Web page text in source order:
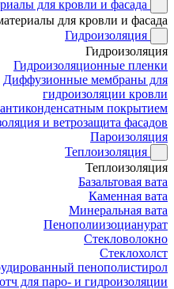
для кровли и фасада
для кровли и фасада
Гидроизоляция
Гидроизоляция
Гидроизоляционные пленки
Диффузионные мембраны для
гидроизоляции кровли
покрытием
и ветрозащита фасадов
Пароизоляция
Теплоизоляция
Теплоизоляция
Базальтовая вата
Каменная вата
Минеральная вата
Пенополиизоцианурат
Стекловолокно
Стеклохолст
пенополистирол
для паро- и гидроизоляции